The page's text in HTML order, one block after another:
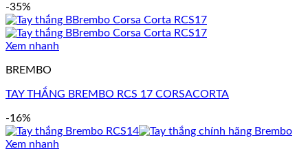
-35%
Xem nhanh
BREMBO
TAY THẮNG BREMBO RCS 17 CORSACORTA
-16%
Xem nhanh